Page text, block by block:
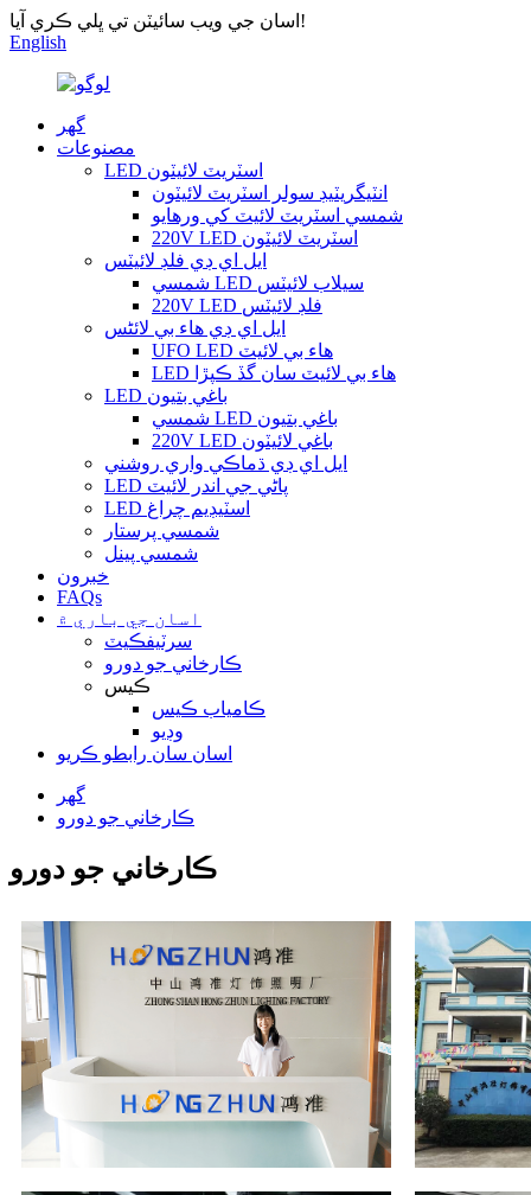
اسان جي ويب سائيٽن تي ڀلي ڪري آيا!
English
گهر
مصنوعات
LED اسٽريٽ لائيٽون
انٽيگريٽيڊ سولر اسٽريٽ لائيٽون
شمسي اسٽريٽ لائيٽ کي ورهايو
220V LED اسٽريٽ لائيٽون
ايل اي ڊي فلڊ لائيٽس
شمسي LED سيلاب لائيٽس
220V LED فلڊ لائيٽس
ايل اي ڊي هاء بي لائٹس
UFO LED هاء بي لائيٽ
LED هاء بي لائيٽ سان گڏ ڪپڙا
LED باغي بتيون
شمسي LED باغي بتيون
220V LED باغي لائيٽون
ايل اي ڊي ڌماڪي واري روشني
LED پاڻي جي اندر لائيٽ
LED اسٽيڊيم چراغ
شمسي پرستار
شمسي پينل
خبرون
FAQs
اسان جي باري ۾
سرٽيفڪيٽ
ڪارخاني جو دورو
ڪيس
ڪامياب ڪيس
وڊيو
اسان سان رابطو ڪريو
گهر
ڪارخاني جو دورو
ڪارخاني جو دورو